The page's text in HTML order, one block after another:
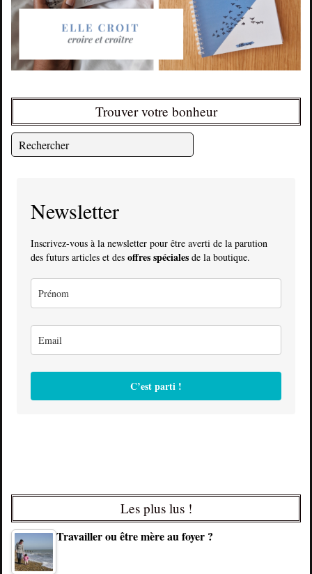
Trouver votre bonheur
Newsletter
Inscrivez-vous à la newsletter pour être averti de la parution
des futurs articles et des offres spéciales de la boutique.
C’est parti !
Les plus lus !
Travailler ou être mère au foyer ?